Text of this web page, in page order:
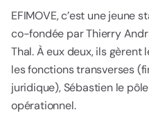
EFIMOVE, c’est une jeune
co-fondée par Thierry
Thal. À eux deux, ils
les fonctions transverses
juridique), Sébastien le
opérationnel.